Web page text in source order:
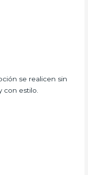
se realicen sin
con estilo.